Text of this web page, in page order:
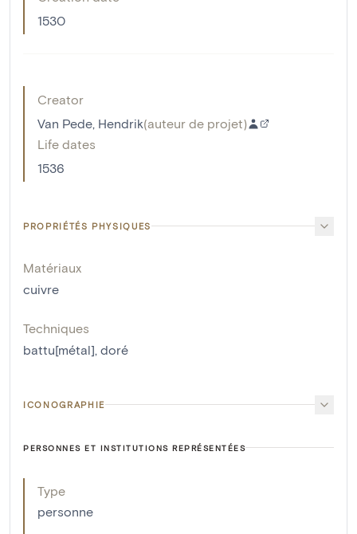
1530
Creator
Van Pede, Hendrik(auteur de projet)
Life dates
1536
PROPRIÉTÉS PHYSIQUES
Matériaux
cuivre
Techniques
battu[métal] doré
ICONOGRAPHIE
PERSONNES ET INSTITUTIONS REPRÉSENTÉES
Type
personne